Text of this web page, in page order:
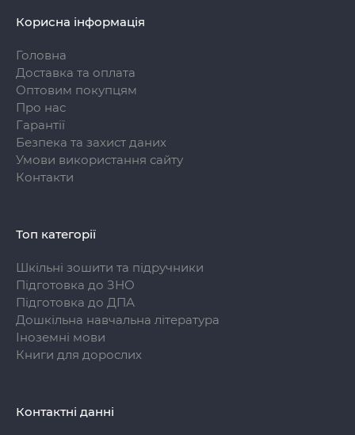
Корисна інформація
Головна
Доставка та оплата
Оптовим покупцям
Про нас
Гарантії
Безпека та захист даних
Умови використання сайту
Контакти
Топ категорії
Шкільні зошити та підручники
Підготовка до ЗНО
Підготовка до ДПА
Дошкільна навчальна література
Іноземні мови
Книги для дорослих
Контактні данні